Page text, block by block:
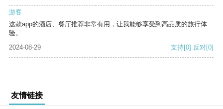
游客
这款app的酒店、餐厅推荐非常有用，让我能够享受到高品质的旅行体
验。
2024-08-29
支持[0] 反对[0]
友情链接